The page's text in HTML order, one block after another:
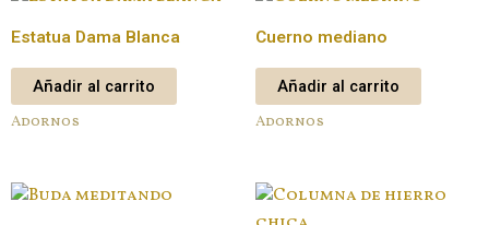
Estatua Dama Blanca
Añadir al carrito
Adornos
Cuerno mediano
Añadir al carrito
Adornos